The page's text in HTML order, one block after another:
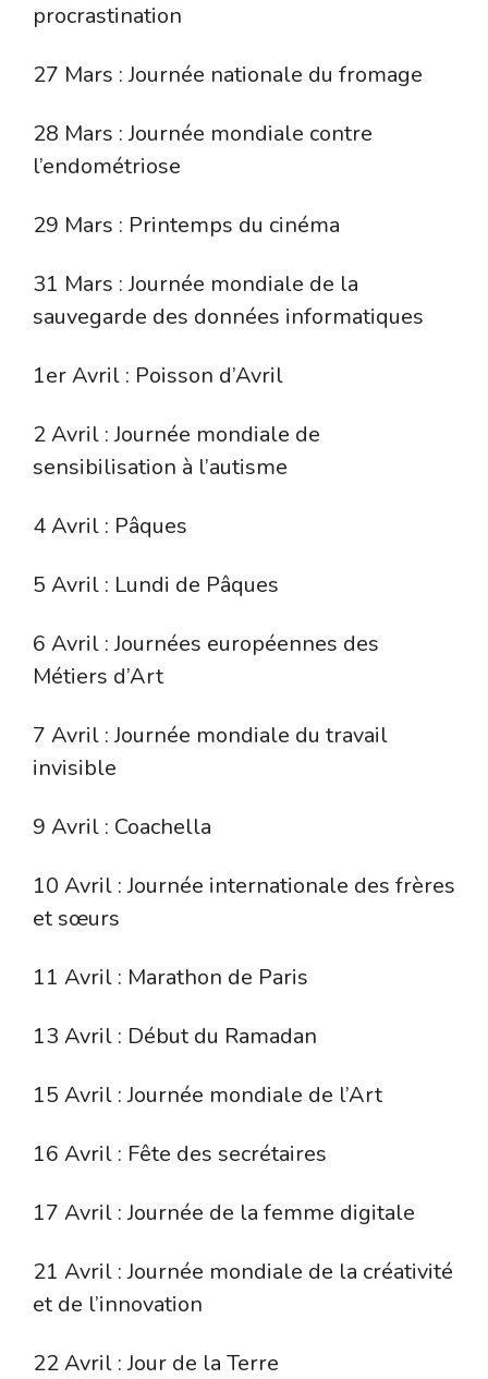
procrastination
27 Mars : Journée nationale du fromage
28 Mars : Journée mondiale contre
l’endométriose
29 Mars : Printemps du cinéma
31 Mars : Journée mondiale de la
sauvegarde des données informatiques
1er Avril : Poisson d’Avril
2 Avril : Journée mondiale de
sensibilisation à l’autisme
4 Avril : Pâques
5 Avril : Lundi de Pâques
6 Avril : Journées européennes des
Métiers d’Art
7 Avril : Journée mondiale du travail
invisible
9 Avril : Coachella
10 Avril : Journée internationale des frères
et sœurs
11 Avril : Marathon de Paris
13 Avril : Début du Ramadan
15 Avril : Journée mondiale de l’Art
16 Avril : Fête des secrétaires
17 Avril : Journée de la femme digitale
21 Avril : Journée mondiale de la créativité
et de l’innovation
22 Avril : Jour de la Terre